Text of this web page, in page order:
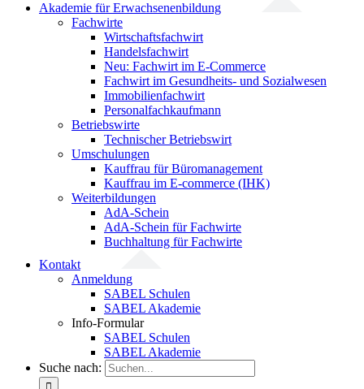
Akademie für Erwachsenenbildung
Fachwirte
Wirtschaftsfachwirt
Handelsfachwirt
Neu: Fachwirt im E-Commerce
Fachwirt im Gesundheits- und Sozialwesen
Immobilienfachwirt
Personalfachkaufmann
Betriebswirte
Technischer Betriebswirt
Umschulungen
Kauffrau für Büromanagement
Kauffrau im E-commerce (IHK)
Weiterbildungen
AdA-Schein
AdA-Schein für Fachwirte
Buchhaltung für Fachwirte
Kontakt
Anmeldung
SABEL Schulen
SABEL Akademie
Info-Formular
SABEL Schulen
SABEL Akademie
Suche nach: